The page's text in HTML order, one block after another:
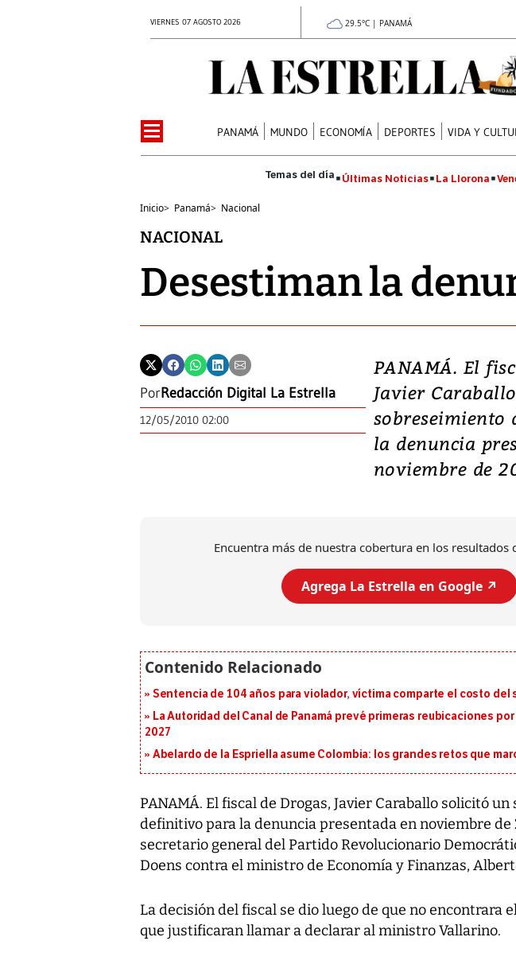
VIERNES 07 AGOSTO 2026 29.5°C | PANAMÁ
PANAMÁ MUNDO ECONOMÍA DEPORTES VIDA Y
Últimas Noticias La Llorona
Inicio> Panamá> Nacional
NACIONAL
Desestiman la
PorRedacción Digital La Estrella
12/05/2010 02:00
PANAMÁ. El
Javier
la denuncia
noviembre de
Encuentra más de nuestra cobertura en los resultados
Agrega La Estrella en Google ↗️
Sentencia de 104 años para violador, víctima comparte el costo del
La Autoridad del Canal de Panamá prevé primeras reubicaciones
2027
Abelardo de la Espriella asume Colombia: los grandes retos que
PANAMÁ. El fiscal de Drogas, Javier Caraballo solicitó
definitivo para la denuncia presentada en noviembre
secretario general del Partido Revolucionario
Doens contra el ministro de Economía y Finanzas,
La decisión del fiscal se dio luego de que no encontrara
que justificaran llamar a declarar al ministro Vallarino.
Video,
deja
daños
al sur de